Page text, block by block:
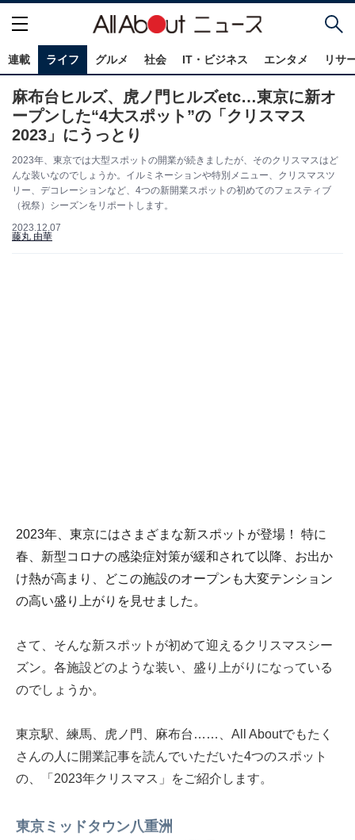
連載 ライフ グルメ 社会 IT・ビジネス エンタメ リサ
麻布台ヒルズ、虎ノ門ヒルズetc…東京に新オ
ープンした“4大スポット”の「クリスマス
2023」にうっとり
2023年、東京では大型スポットの開業が続きましたが、そのクリスマスはど
んな装いなのでしょうか。イルミネーションや特別メニュー、クリスマスツ
リー、デコレーションなど、4つの新開業スポットの初めてのフェスティブ
（祝祭）シーズンをリポートします。
2023.12.07
藤丸 由華
2023年、東京にはさまざまな新スポットが登場！ 特に
春、新型コロナの感染症対策が緩和されて以降、お出か
け熱が高まり、どこの施設のオープンも大変テンション
の高い盛り上がりを見せました。
さて、そんな新スポットが初めて迎えるクリスマスシー
ズン。各施設どのような装い、盛り上がりになっている
のでしょうか。
東京駅、練馬、虎ノ門、麻布台……、All Aboutでもたく
さんの人に開業記事を読んでいただいた4つのスポット
の、「2023年クリスマス」をご紹介します。
東京ミッドタウン八重洲